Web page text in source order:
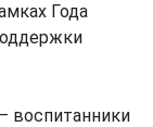
Года
воспитанники